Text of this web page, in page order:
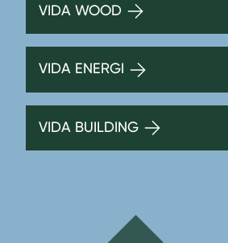
VIDA WOOD
VIDA ENERGI
VIDA BUILDING